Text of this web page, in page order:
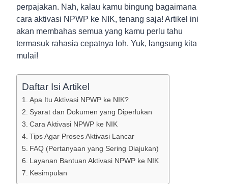
perpajakan. Nah, kalau kamu bingung bagaimana
cara aktivasi NPWP ke NIK, tenang saja! Artikel ini
akan membahas semua yang kamu perlu tahu
termasuk rahasia cepatnya loh. Yuk, langsung kita
mulai!
Daftar Isi Artikel
Apa Itu Aktivasi NPWP ke NIK?
Syarat dan Dokumen yang Diperlukan
Cara Aktivasi NPWP ke NIK
Tips Agar Proses Aktivasi Lancar
FAQ (Pertanyaan yang Sering Diajukan)
Layanan Bantuan Aktivasi NPWP ke NIK
Kesimpulan